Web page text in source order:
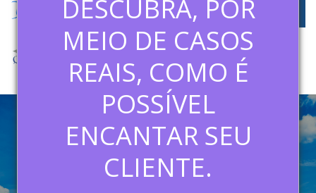
DESCUBRA, POR
MEIO DE CASOS
REAIS, COMO É
POSSÍVEL
ENCANTAR SEU
CLIENTE.
CURSO O JEITO DISNEY DE
ENCANTAR OS CLIENTES —